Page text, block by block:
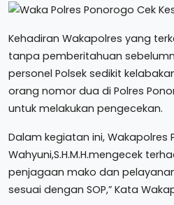
Kehadiran Wakapolres yang
tanpa pemberitahuan
personel Polsek sedikit
orang nomor dua di Polres
untuk melakukan pengecekan.
Dalam kegiatan ini, Wakapolres
Wahyuni,S.H.M.H.mengecek
penjagaan mako dan
sesuai dengan SOP,” Kata